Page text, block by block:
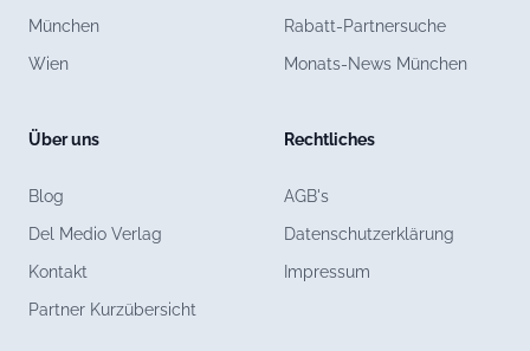
München
Wien
Über uns
Blog
Del Medio Verlag
Kontakt
Partner Kurzübersicht
Rabatt-Partnersuche
Monats-News München
Rechtliches
AGB's
Datenschutzerklärung
Impressum